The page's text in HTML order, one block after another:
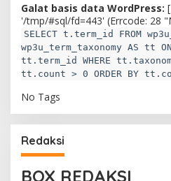
Galat basis data WordPress:
'/tmp/#sql/fd=443' (Errcode: 28
SELECT t.term_id FROM
wp3u_term_taxonomy AS tt
tt.term_id WHERE
tt.count > 0 ORDER BY
No Tags
Redaksi
BOX REDAKSI